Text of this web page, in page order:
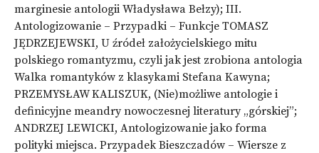
marginesie antologii Władysława Bełzy); III.
Antologizowanie – Przypadki – Funkcje TOMASZ
JĘDRZEJEWSKI, U źródeł założycielskiego mitu
polskiego romantyzmu, czyli jak jest zrobiona antologia
Walka romantyków z klasykami Stefana Kawyna;
PRZEMYSŁAW KALISZUK, (Nie)możliwe antologie i
definicyjne meandry nowoczesnej literatury „górskiej”;
ANDRZEJ LEWICKI, Antologizowanie jako forma
polityki miejsca. Przypadek Bieszczadów – Wiersze z